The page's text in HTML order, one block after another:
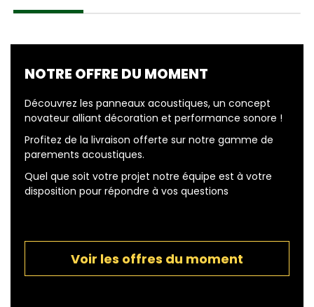
NOTRE OFFRE DU MOMENT
Découvrez les panneaux acoustiques, un concept
novateur alliant décoration et performance sonore !
Profitez de la livraison offerte sur notre gamme de
parements acoustiques.
Quel que soit votre projet notre équipe est à votre
disposition pour répondre à vos questions
Voir les offres du moment